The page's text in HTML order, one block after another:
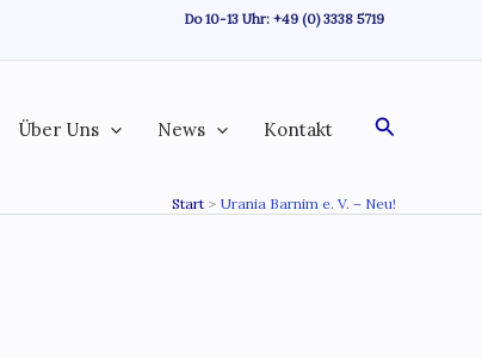
Do 10-13 Uhr: +49 (0) 3338 5719
Über Uns News Kontakt Suchen
Start Urania Barnim e. V. – Neu!